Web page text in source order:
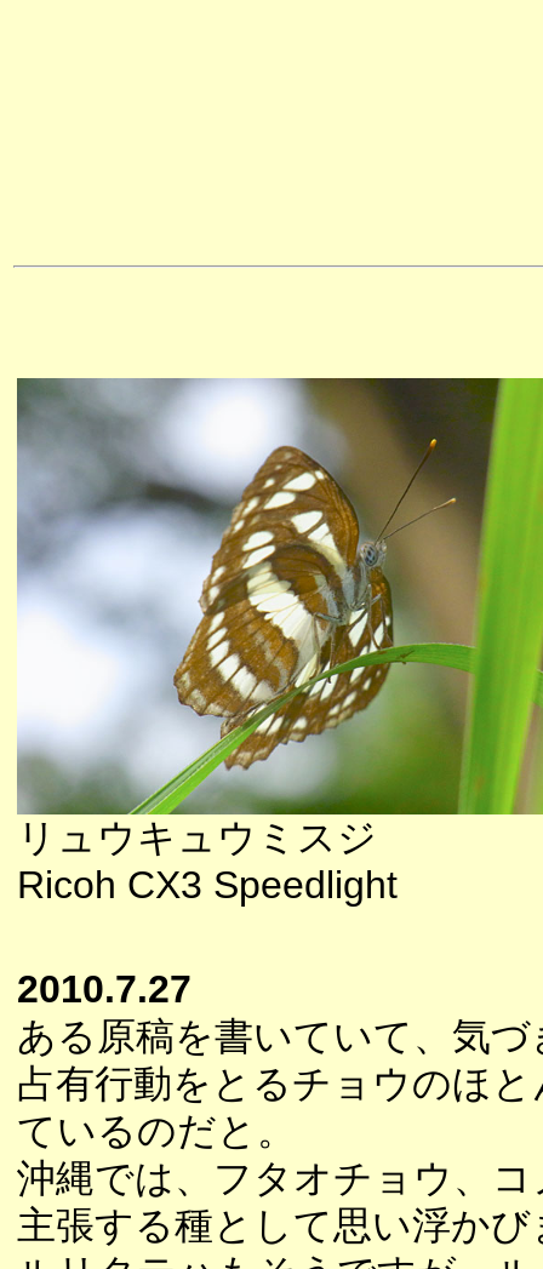
リュウキュウミスジ
Ricoh CX3 Speedlight
2010.7.27
ある原稿を書いていて、気
占有行動をとるチョウのほ
ているのだと。
沖縄では、フタオチョウ、
主張する種として思い浮かび